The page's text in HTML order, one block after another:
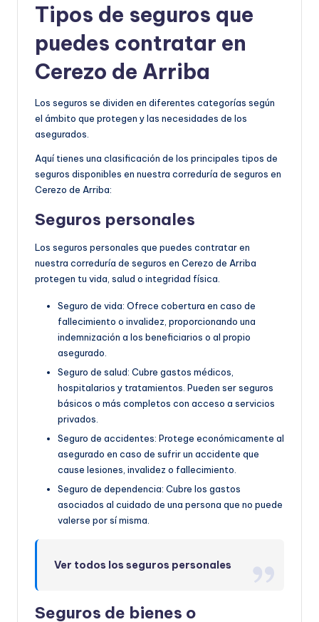
Tipos de seguros que
puedes contratar en
Cerezo de Arriba
Los seguros se dividen en diferentes categorías según
el ámbito que protegen y las necesidades de los
asegurados.
Aquí tienes una clasificación de los principales tipos de
seguros disponibles en nuestra correduría de seguros en
Cerezo de Arriba:
Seguros personales
Los seguros personales que puedes contratar en
nuestra correduría de seguros en Cerezo de Arriba
protegen tu vida, salud o integridad física.
Seguro de vida: Ofrece cobertura en caso de
fallecimiento o invalidez, proporcionando una
indemnización a los beneficiarios o al propio
asegurado.
Seguro de salud: Cubre gastos médicos,
hospitalarios y tratamientos. Pueden ser seguros
básicos o más completos con acceso a servicios
privados.
Seguro de accidentes: Protege económicamente al
asegurado en caso de sufrir un accidente que
cause lesiones, invalidez o fallecimiento.
Seguro de dependencia: Cubre los gastos
asociados al cuidado de una persona que no puede
valerse por sí misma.
Ver todos los seguros personales
Seguros de bienes o